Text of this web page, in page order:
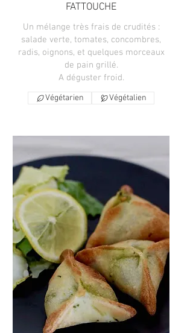
FATTOUCHE
Un mélange très frais de crudités :
salade verte, tomates, concombres,
radis, oignons, et quelques morceaux
de pain grillé.
A déguster froid.
Végétarien Végétalien